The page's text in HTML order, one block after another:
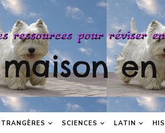
SCIENCES LATIN